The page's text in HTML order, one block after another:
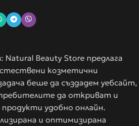
: Natural Beauty Store предлага
козметични
беше да създадем уебсайт,
да откриват и
удобно онлайн.
и оптимизирана